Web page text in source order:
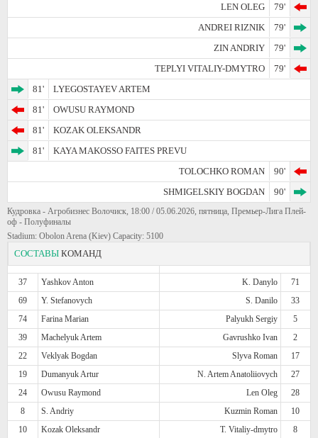
LEN OLEG
79'
ANDREI RIZNIK
79'
ZIN ANDRIY
79'
TEPLYI VITALIY-DMYTRO
79'
81'
LYEGOSTAYEV ARTEM
81'
OWUSU RAYMOND
81'
KOZAK OLEKSANDR
81'
KAYA MAKOSSO FAITES PREVU
TOLOCHKO ROMAN
90'
SHMIGELSKIY BOGDAN
90'
Кудровка - Агробизнес Волочиск, 18:00 / 05.06.2026, пятница, Премьер-Лига Плей-
оф - Полуфиналы
Stadium: Obolon Arena (Kiev) Capacity: 5100
СОСТАВЫ КОМАНД
37 Yashkov Anton K. Danylo
71
69
Y. Stefanovych S. Danilo
33
74
Farina Marian Palyukh Sergiy
5
39
Machelyuk Artem Gavrushko Ivan
2
22
Veklyak Bogdan Slyva Roman
17
19
Dumanyuk Artur N. Artem Anatoliiovych
27
24
Owusu Raymond Len Oleg
28
8
S. Andriy Kuzmin Roman
10
10
Kozak Oleksandr T. Vitaliy-dmytro
8